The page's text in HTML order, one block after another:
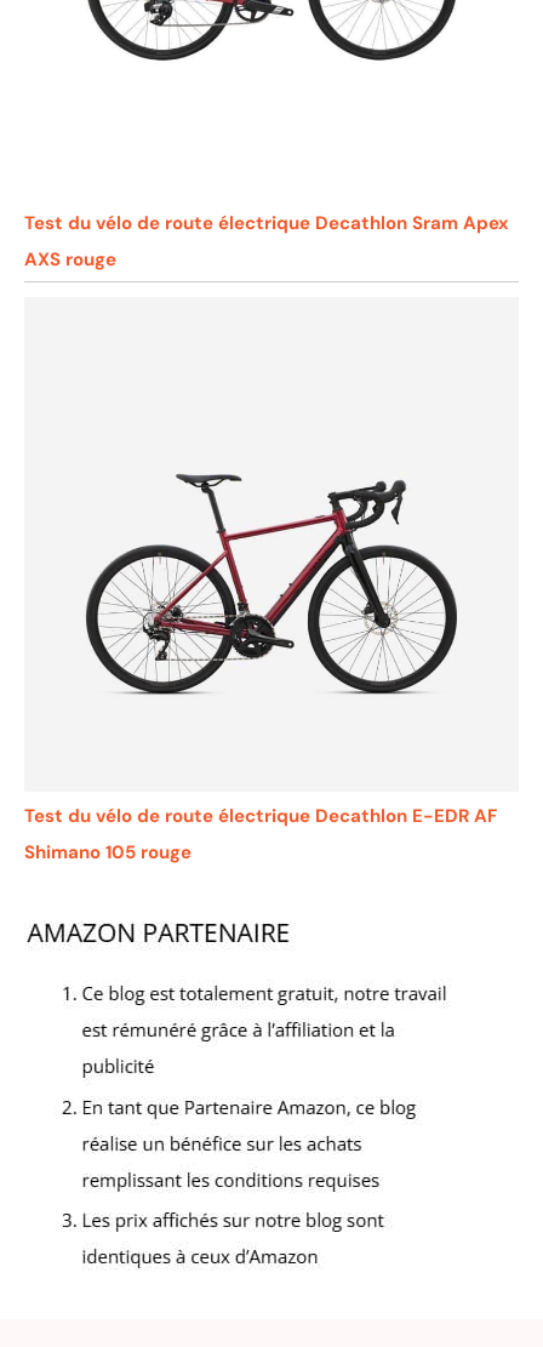
Test du vélo de route électrique Decathlon Sram Apex
AXS rouge
Test du vélo de route électrique Decathlon E-EDR AF
Shimano 105 rouge